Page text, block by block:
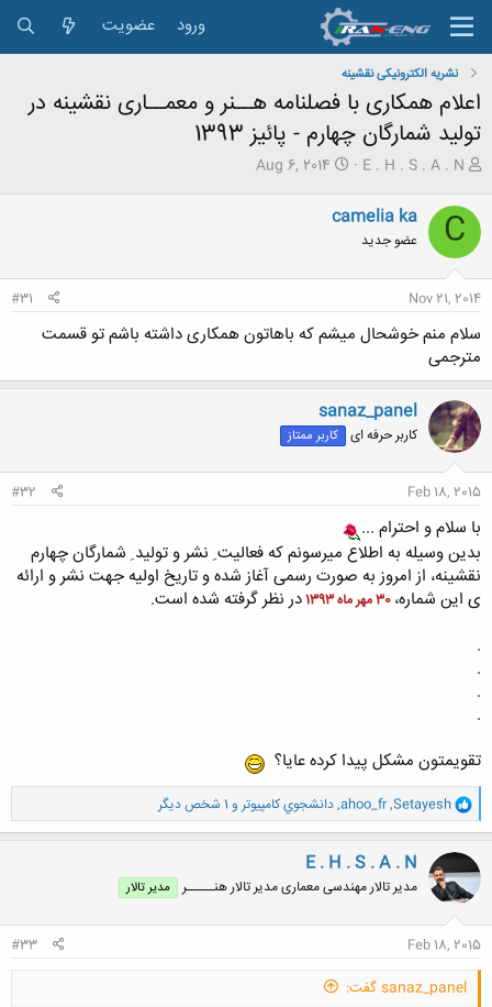
ورود عضویت
نشریه الکترونیکی نقشینه
اعلام همکاری با فصلنامه هــنر و معمــاری نقشینه در
تولید شمارگان چهارم - پائیز 1393
ش
و
ع
ک
ن
ن
د
ه
م
و
ض
و
ع
E . H . S . A . N
ت
ر
Aug 6, 2014
C
camelia ka
عضو جدید
Nov 21, 2014
#31
سلام منم خوشحال میشم که باهاتون همکاری داشته باشم تو قسمت
مترجمی
sanaz_panel
کاربر حرفه ای کاربر ممتاز
Feb 18, 2015
#32
با سلام و احترام ...
بدین وسیله به اطلاع میرسونم که فعالیت ِ نشر و تولید ِ شمارگان چهارم
نقشینه، از امروز به صورت رسمی آغاز شده و تاریخ اولیه جهت نشر و ارائه
ی این شماره، 30 مهر ماه 1393
در نظر گرفته شده است.
.
.
.
.
تقویمتون مشکل پیدا کرده عایا؟
و
ا
ک
ن
ش
ه
ا
Setayesh
,
ahoo_fr
,دانشجوي كامپيوترو 1 شخص دیگر
E . H . S . A . N
مدیر تالار مهندسی معماری مدیر تالار هنـــــر مدیر تالار
Feb 18, 2015
#33
sanaz_panel گفت: